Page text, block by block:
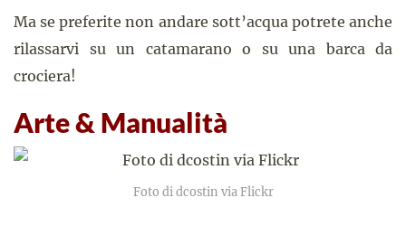
Ma se preferite non andare sott’acqua potrete anche
rilassarvi su un catamarano o su una barca da
crociera!
Arte & Manualità
Foto di dcostin via Flickr